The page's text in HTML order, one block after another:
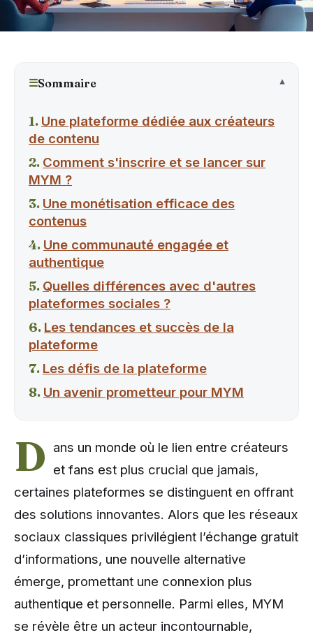
☰Sommaire
Une plateforme dédiée aux créateurs
de contenu
Comment s'inscrire et se lancer sur
MYM ?
Une monétisation efficace des
contenus
Une communauté engagée et
authentique
Quelles différences avec d'autres
plateformes sociales ?
Les tendances et succès de la
plateforme
Les défis de la plateforme
Un avenir prometteur pour MYM
D ans un monde où le lien entre créateurs
et fans est plus crucial que jamais,
certaines plateformes se distinguent en offrant
des solutions innovantes. Alors que les réseaux
sociaux classiques privilégient l’échange gratuit
d’informations, une nouvelle alternative
émerge, promettant une connexion plus
authentique et personnelle. Parmi elles, MYM
se révèle être un acteur incontournable,